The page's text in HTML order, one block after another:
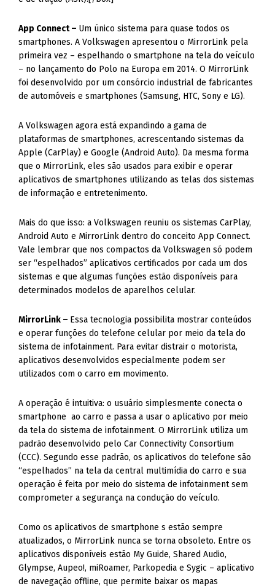
App Connect – Um único sistema para quase todos os
smartphones. A Volkswagen apresentou o MirrorLink pela
primeira vez – espelhando o smartphone na tela do veículo
– no lançamento do Polo na Europa em 2014. O MirrorLink
foi desenvolvido por um consórcio industrial de fabricantes
de automóveis e smartphones (Samsung, HTC, Sony e LG).
A Volkswagen agora está expandindo a gama de
plataformas de smartphones, acrescentando sistemas da
Apple (CarPlay) e Google (Android Auto). Da mesma forma
que o MirrorLink, eles são usados para exibir e operar
aplicativos de smartphones utilizando as telas dos sistemas
de informação e entretenimento.
Mais do que isso: a Volkswagen reuniu os sistemas CarPlay,
Android Auto e MirrorLink dentro do conceito App Connect.
Vale lembrar que nos compactos da Volkswagen só podem
ser “espelhados” aplicativos certificados por cada um dos
sistemas e que algumas funções estão disponíveis para
determinados modelos de aparelhos celular.
MirrorLink – Essa tecnologia possibilita mostrar conteúdos
e operar funções do telefone celular por meio da tela do
sistema de infotainment. Para evitar distrair o motorista,
aplicativos desenvolvidos especialmente podem ser
utilizados com o carro em movimento.
A operação é intuitiva: o usuário simplesmente conecta o
smartphone ao carro e passa a usar o aplicativo por meio
da tela do sistema de infotainment. O MirrorLink utiliza um
padrão desenvolvido pelo Car Connectivity Consortium
(CCC). Segundo esse padrão, os aplicativos do telefone são
“espelhados” na tela da central multimídia do carro e sua
operação é feita por meio do sistema de infotainment sem
comprometer a segurança na condução do veículo.
Como os aplicativos de smartphone s estão sempre
atualizados, o MirrorLink nunca se torna obsoleto. Entre os
aplicativos disponíveis estão My Guide, Shared Audio,
Glympse, Aupeo!, miRoamer, Parkopedia e Sygic – aplicativo
de navegação offline, que permite baixar os mapas